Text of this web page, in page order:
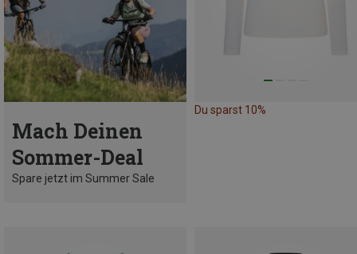
Mach Deinen
Sommer-Deal
Spare jetzt im Summer Sale
Du sparst 10%